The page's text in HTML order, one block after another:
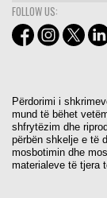
FOLLOW US:
Përdorimi i
mund të bëhet
shfrytëzim dhe
përbën shkelje e të
mosbotimin dhe
materialeve të tjera